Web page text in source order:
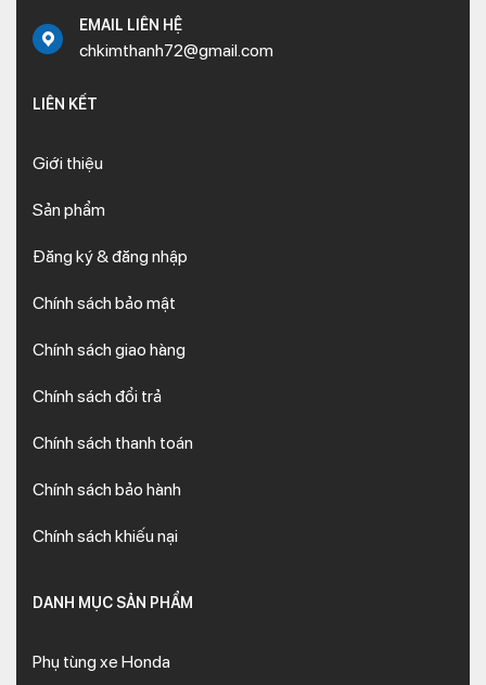
EMAIL LIÊN HỆ
chkimthanh72@gmail.com
LIÊN KẾT
Giới thiệu
Sản phẩm
Đăng ký & đăng nhập
Chính sách bảo mật
Chính sách giao hàng
Chính sách đổi trả
Chính sách thanh toán
Chính sách bảo hành
Chính sách khiếu nại
DANH MỤC SẢN PHẨM
Phụ tùng xe Honda